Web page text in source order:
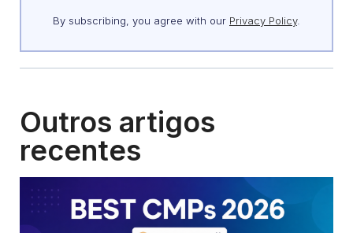
By subscribing, you agree with our Privacy Policy.
Outros artigos
recentes